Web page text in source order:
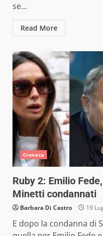
se...
Read More
Cronaca
Ruby 2: Emilio
Minetti condannati
Barbara Di Castro 19
E dopo la condanna di